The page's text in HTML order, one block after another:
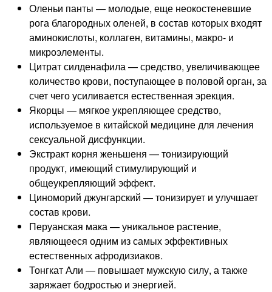
Оленьи панты — молодые, еще неокостеневшие
рога благородных оленей, в состав которых входят
аминокислоты, коллаген, витамины, макро- и
микроэлементы.
Цитрат силденафила — средство, увеличивающее
количество крови, поступающее в половой орган, за
счет чего усиливается естественная эрекция.
Якорцы — мягкое укрепляющее средство,
используемое в китайской медицине для лечения
сексуальной дисфункции.
Экстракт корня женьшеня — тонизирующий
продукт, имеющий стимулирующий и
общеукрепляющий эффект.
Циноморий джунгарский — тонизирует и улучшает
состав крови.
Перуанская мака — уникальное растение,
являющееся одним из самых эффективных
естественных афродизиаков.
Тонгкат Али — повышает мужскую силу, а также
заряжает бодростью и энергией.